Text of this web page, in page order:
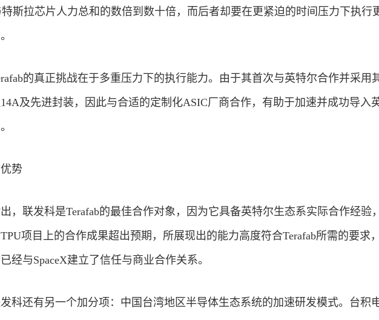
特斯拉芯片人力总和的数倍到数十倍，而后者却要在更紧迫的时间压力下执行
的真正挑战在于多重压力下的执行能力。由于其首次与英特尔合作并采用
及先进封装，因此与合适的定制化ASIC厂商合作，有助于加速并成功导入
势
，联发科是Terafab的最佳合作对象，因为它具备英特尔生态系实际合作经验，
项目上的合作成果超出预期，所展现出的能力高度符合Terafab所需的要求，
经与SpaceX建立了信任与商业合作关系。
科还有另一个加分项：中国台湾地区半导体生态系统的加速研发模式。台积